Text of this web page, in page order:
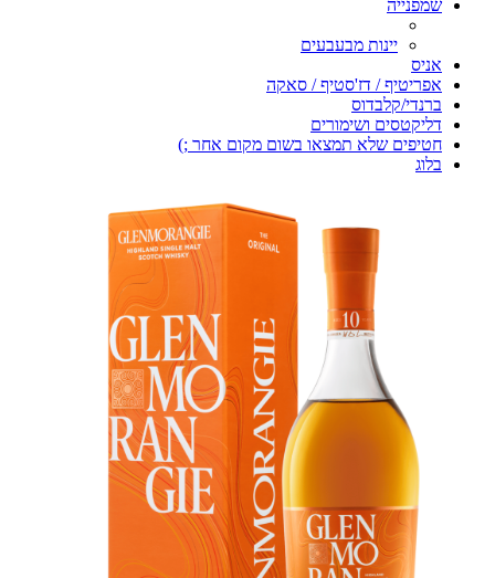
שמפנייה
יינות מבעבעים
אניס
אפריטיף / דז'סטיף / סאקה
ברנדי/קלבדוס
דליקטסים ושימורים
חטיפים שלא תמצאו בשום מקום אחר ;)
בלוג